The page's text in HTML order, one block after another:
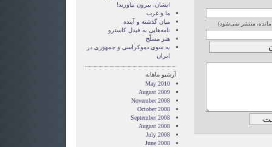
مانده، منتشر نمی‌شود)
ايشان، بيرون بياوريد!
ما و غرب
میان گذشته و آینده
نامه‌هایی به فیدل کاسترو
هنر مسلّح
‌به سوی دموکراسی و جمهوری در
ایران
آرشیو ماهانه
May 2010
August 2009
November 2008
October 2008
September 2008
August 2008
July 2008
June 2008